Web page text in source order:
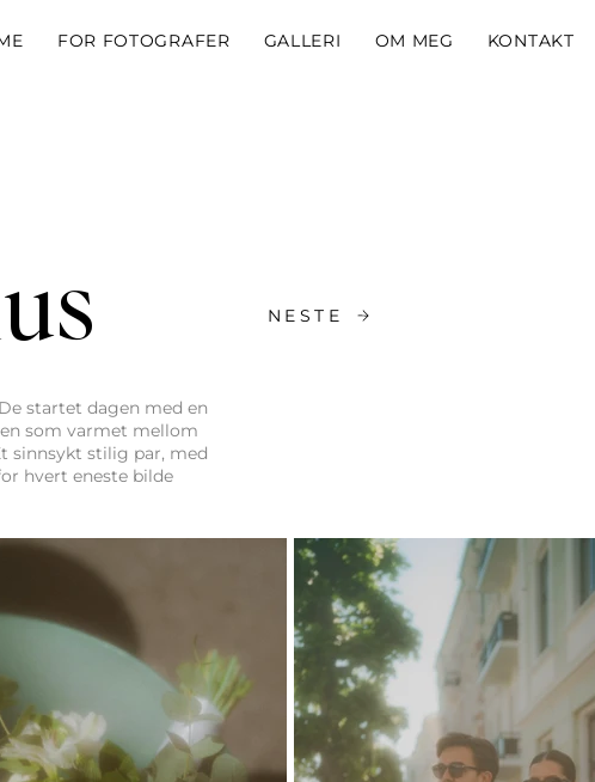
FOR FOTOGRAFER GALLERI OM MEG KONTAKT
NESTE
startet dagen med en
som varmet mellom
sinnsykt stilig par, med
hvert eneste bilde